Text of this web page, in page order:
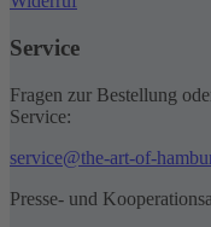
Service
Fragen zur Bestellung
Service:
service@the-art-of-
Presse- und